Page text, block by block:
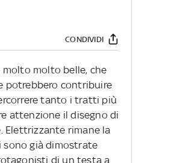
CONDIVIDI
molto molto belle, che
potrebbero contribuire
tanto i tratti più
attenzione il disegno di
rimane la
sono già dimostrate
di un testa a